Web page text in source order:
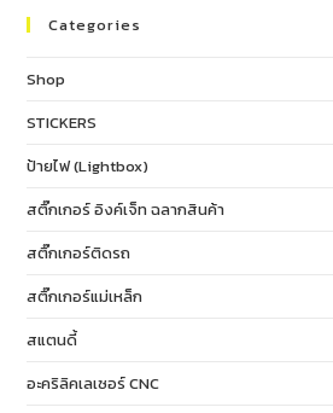
Categories
Shop
STICKERS
ป้ายไฟ (Lightbox)
สติ๊กเกอร์ อิงค์เจ็ท ฉลากสินค้า
สติ๊กเกอร์ติดรถ
สติ๊กเกอร์แม่เหล็ก
สแตนดี้
อะคริลิคเลเซอร์ CNC